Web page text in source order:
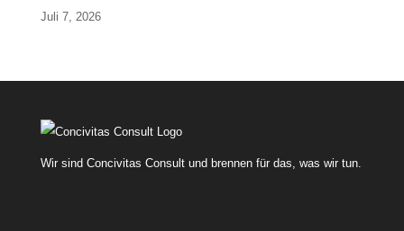
Juli 7, 2026
Wir sind Concivitas Consult und brennen für das, was wir tun.